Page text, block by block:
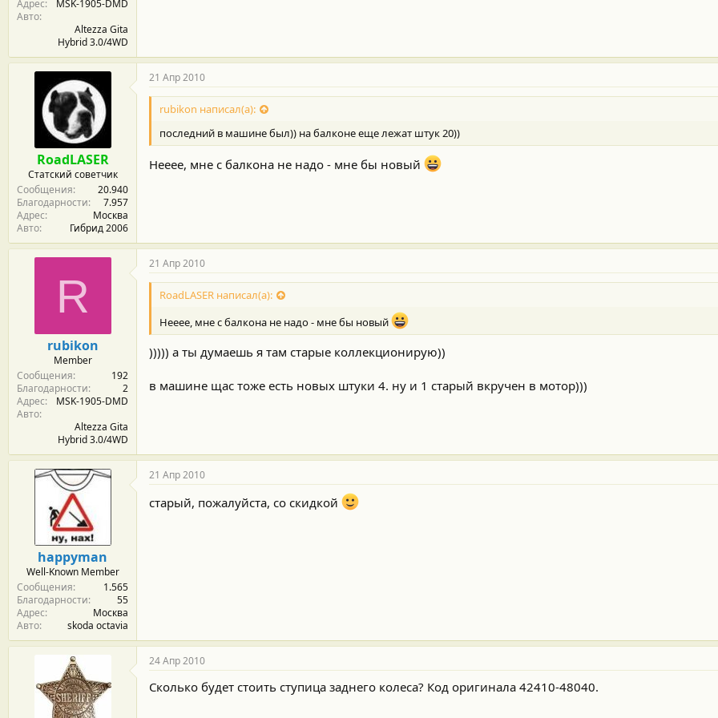
Адрес
MSK-1905-DMD
Авто
Altezza Gita
Hybrid 3.0/4WD
RoadLASER
Статский советчик
Сообщения
20.940
Благодарности
7.957
Адрес
Москва
Авто
Гибрид 2006
21 Апр 2010
rubikon написал(а):
последний в машине был)) на балконе еще лежат штук 20))
Нееее, мне с балкона не надо - мне бы новый
R
rubikon
Member
Сообщения
192
Благодарности
2
Адрес
MSK-1905-DMD
Авто
Altezza Gita
Hybrid 3.0/4WD
21 Апр 2010
RoadLASER написал(а):
Нееее, мне с балкона не надо - мне бы новый
))))) а ты думаешь я там старые коллекционирую))
в машине щас тоже есть новых штуки 4. ну и 1 старый вкручен в мотор)))
happyman
Well-Known Member
Сообщения
1.565
Благодарности
55
Адрес
Москва
Авто
skoda octavia
21 Апр 2010
старый, пожалуйста, со скидкой
24 Апр 2010
Сколько будет стоить ступица заднего колеса? Код оригинала 42410-48040.